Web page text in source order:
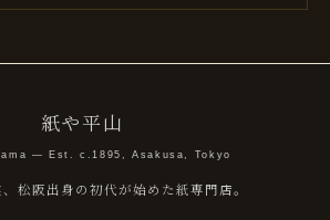
紙や平山
— Est. c.1895, Asakusa, Tokyo
松阪出身の初代が始めた紙専門店。